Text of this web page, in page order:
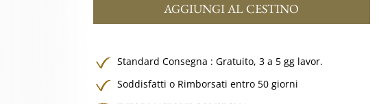
AGGIUNGI AL CESTINO
Standard Consegna :Gratuito,3 a 5 gg lavor.
Soddisfatti o Rimborsati entro 50 giorni